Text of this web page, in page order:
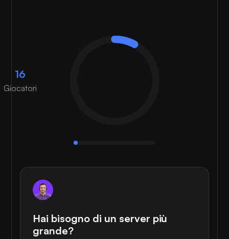
16
Giocatori
Hai bisogno di un server più
grande?